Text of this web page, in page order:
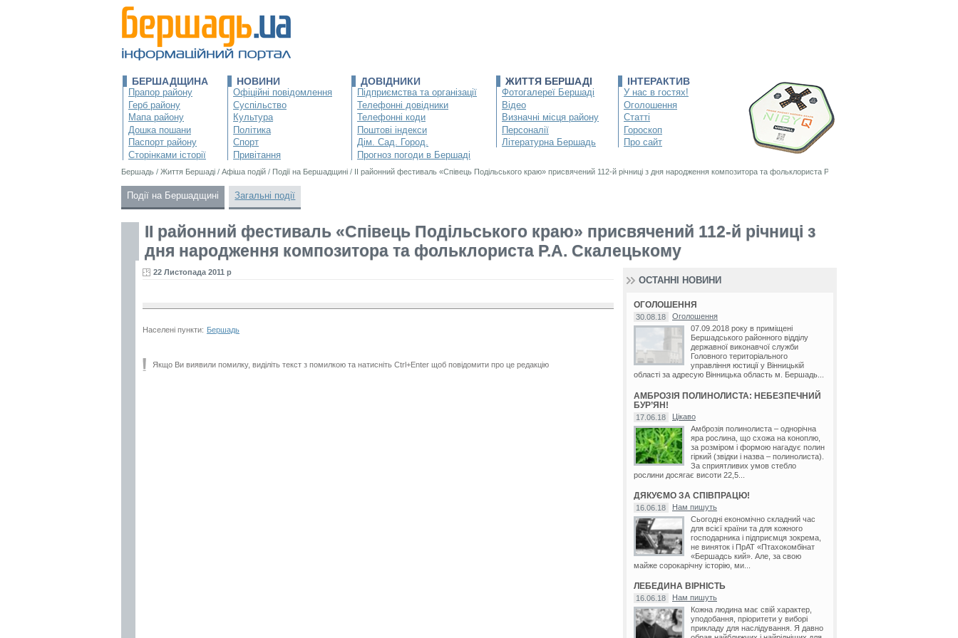
БЕРШАДЩИНА
Прапор району
Герб району
Мапа району
Дошка пошани
Паспорт району
Сторінками історії
НОВИНИ
Офіційні повідомлення
Суспільство
Культура
Політика
Спорт
Привітання
ДОВІДНИКИ
Підприємства та організації
Телефонні довідники
Телефонні коди
Поштові індекси
Дім. Сад. Город.
Прогноз погоди в Бершаді
ЖИТТЯ БЕРШАДІ
Фотогалереї Бершаді
Відео
Визначні місця району
Персоналії
Літературна Бершадь
ІНТЕРАКТИВ
У нас в гостях!
Оголошення
Статті
Гороскоп
Про сайт
Бершадь / Життя Бершаді / Афіша подій / Події на Бершадщині / ІІ районний фестиваль «Співець Подільського краю» присвячений 112-й річниці з дня народження композитора та фольклориста Р.А. Скалецькому
Події на Бершадщині Загальні події
ІІ районний фестиваль «Співець Подільського краю» присвячений 112-й річниці з
дня народження композитора та фольклориста Р.А. Скалецькому
22 Листопада 2011 р
Населені пункти: Бершадь
Якщо Ви виявили помилку, виділіть текст з помилкою та натисніть Ctrl+Enter щоб повідомити про це редакцію
ОСТАННІ НОВИНИ
ОГОЛОШЕННЯ
30.08.18
Оголошення
07.09.2018 року в приміщені
Бершадського районного відділу
державної виконавчої служби
Головного територіального
управління юстиції у Вінницькій
області за адресую Вінницька область м. Бершадь...
АМБРОЗІЯ ПОЛИНОЛИСТА: НЕБЕЗПЕЧНИЙ
БУР’ЯН!
17.06.18
Цікаво
Амброзія полинолиста – однорічна
яра рослина, що схожа на коноплю,
за розміром і формою нагадує полин
гіркий (звідки і назва – полинолиста).
За сприятливих умов стебло
рослини досягає висоти 22,5...
ДЯКУЄМО ЗА СПІВПРАЦЮ!
16.06.18
Нам пишуть
Сьогодні економічно складний час
для всієї країни та для кожного
господарника і підприємця зокрема,
не виняток і ПрАТ «Птахокомбінат
«Бершадсь кий». Але, за свою
майже сорокарічну історію, ми...
ЛЕБЕДИНА ВІРНІСТЬ
16.06.18
Нам пишуть
Кожна людина має свій характер,
уподобання, пріоритети у виборі
прикладу для наслідування. Я давно